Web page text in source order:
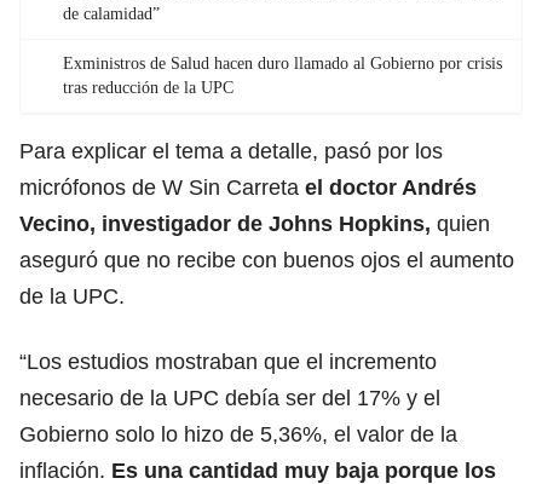
de calamidad”
Exministros de Salud hacen duro llamado al Gobierno por crisis
tras reducción de la UPC
Para explicar el tema a detalle, pasó por los
micrófonos de W Sin Carreta el doctor Andrés
Vecino, investigador de Johns Hopkins, quien
aseguró que no recibe con buenos ojos el aumento
de la UPC.
“Los estudios mostraban que el incremento
necesario de la UPC debía ser del 17% y el
Gobierno solo lo hizo de 5,36%, el valor de la
inflación. Es una cantidad muy baja porque los